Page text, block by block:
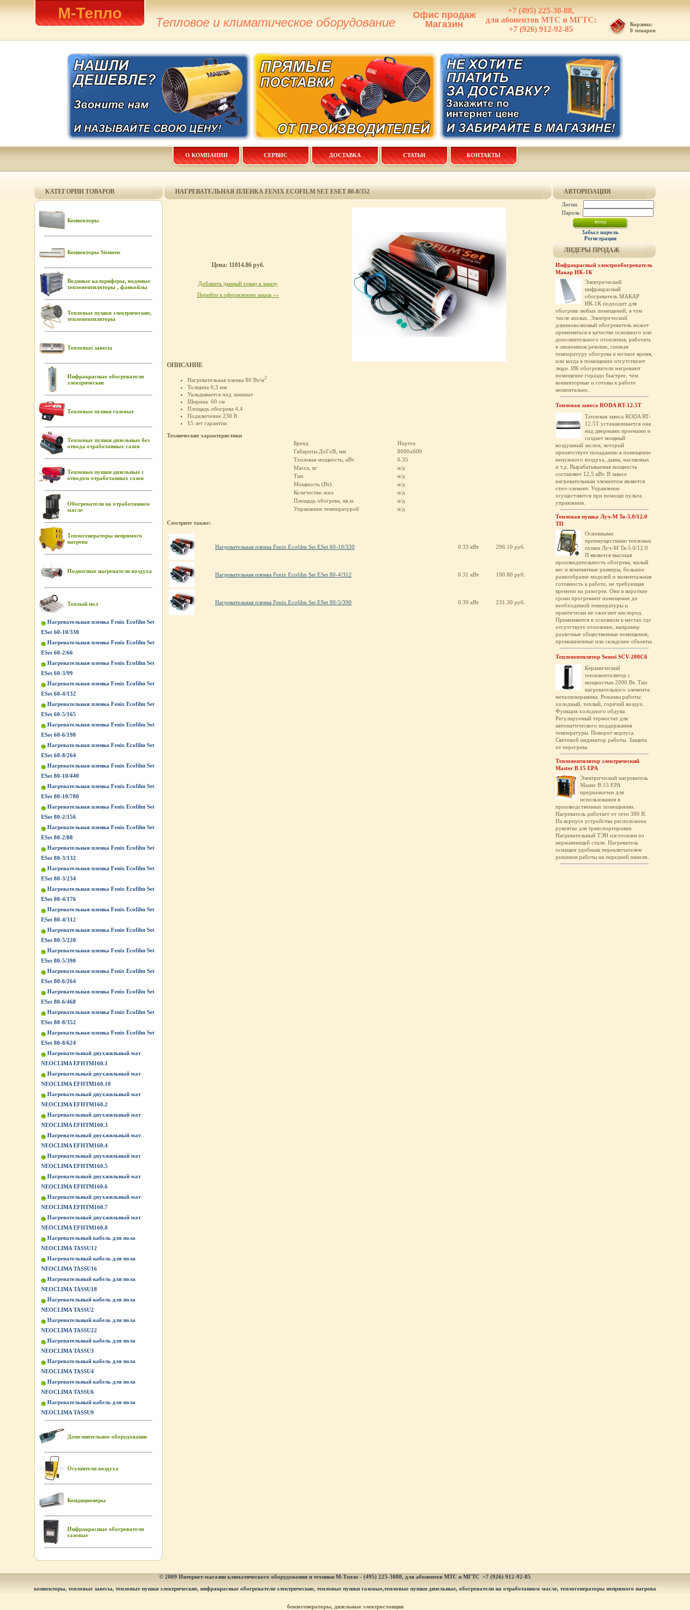
М-Тепло
Тепловое и климатическое оборудование
Офис продаж
Магазин
+7 (495) 225-30-88,
для абонентов МТС и МГТС:
+7 (926) 912-92-85
Корзина:
0 товаров
О КОМПАНИИ СЕРВИС ДОСТАВКА СТАТЬИ КОНТАКТЫ
КАТЕГОРИИ ТОВАРОВ
Конвекторы
Конвекторы Siemens
Водяные калориферы, водяные
тепловентиляторы , фанкойлы
Тепловые пушки электрические,
тепловентиляторы
Тепловые завесы
Инфракрасные обогреватели
электрические
Тепловые пушки газовые
Тепловые пушки дизельные без
отвода отработанных газов
Тепловые пушки дизельные с
отводом отработанных газов
Обогреватели на отработанном
масле
Теплогенераторы непрямого
нагрева
Подвесные нагреватели воздуха
Теплый пол
Нагревательная пленка Fenix Ecofilm Set
ESet 60-10/330
Нагревательная пленка Fenix Ecofilm Set
ESet 60-2/66
Нагревательная пленка Fenix Ecofilm Set
ESet 60-3/99
Нагревательная пленка Fenix Ecofilm Set
ESet 60-4/132
Нагревательная пленка Fenix Ecofilm Set
ESet 60-5/165
Нагревательная пленка Fenix Ecofilm Set
ESet 60-6/198
Нагревательная пленка Fenix Ecofilm Set
ESet 60-8/264
Нагревательная пленка Fenix Ecofilm Set
ESet 80-10/440
Нагревательная пленка Fenix Ecofilm Set
ESet 80-10/780
Нагревательная пленка Fenix Ecofilm Set
ESet 80-2/156
Нагревательная пленка Fenix Ecofilm Set
ESet 80-2/88
Нагревательная пленка Fenix Ecofilm Set
ESet 80-3/132
Нагревательная пленка Fenix Ecofilm Set
ESet 80-3/234
Нагревательная пленка Fenix Ecofilm Set
ESet 80-4/176
Нагревательная пленка Fenix Ecofilm Set
ESet 80-4/312
Нагревательная пленка Fenix Ecofilm Set
ESet 80-5/220
Нагревательная пленка Fenix Ecofilm Set
ESet 80-5/390
Нагревательная пленка Fenix Ecofilm Set
ESet 80-6/264
Нагревательная пленка Fenix Ecofilm Set
ESet 80-6/468
Нагревательная пленка Fenix Ecofilm Set
ESet 80-8/352
Нагревательная пленка Fenix Ecofilm Set
ESet 80-8/624
Нагревательный двухжильный мат
NEOCLIMA EFHTM160.1
Нагревательный двухжильный мат
NEOCLIMA EFHTM160.10
Нагревательный двухжильный мат
NEOCLIMA EFHTM160.2
Нагревательный двухжильный мат
NEOCLIMA EFHTM160.3
Нагревательный двухжильный мат
NEOCLIMA EFHTM160.4
Нагревательный двухжильный мат
NEOCLIMA EFHTM160.5
Нагревательный двухжильный мат
NEOCLIMA EFHTM160.6
Нагревательный двухжильный мат
NEOCLIMA EFHTM160.7
Нагревательный двухжильный мат
NEOCLIMA EFHTM160.8
Нагревательный кабель для пола
NEOCLIMA TASSU12
Нагревательный кабель для пола
NEOCLIMA TASSU16
Нагревательный кабель для пола
NEOCLIMA TASSU18
Нагревательный кабель для пола
NEOCLIMA TASSU2
Нагревательный кабель для пола
NEOCLIMA TASSU22
Нагревательный кабель для пола
NEOCLIMA TASSU3
Нагревательный кабель для пола
NEOCLIMA TASSU4
Нагревательный кабель для пола
NEOCLIMA TASSU6
Нагревательный кабель для пола
NEOCLIMA TASSU9
Дополнительное оборудование
Осушители воздуха
Кондиционеры
Инфракрасные обогреватели
газовые
НАГРЕВАТЕЛЬНАЯ ПЛЕНКА FENIX ECOFILM SET ESET 80-8/352
Цена: 11014.86 руб.
Добавить данный товар к заказу
Перейти к оформлению заказа »»
ОПИСАНИЕ
Нагревательная пленка 80 Вт/м2
Толщина 0,3 мм
Укладывается под ламинат
Ширина 60 см
Площадь обогрева 4,4
Подключение 230 В
15 лет гарантии
Технические характеристики
Бренд
Нортех
Габариты ДхГхВ, мм
8000х600
Тепловая мощность, кВт
0.35
Масса, кг
н/д
Тип
н/д
Мощность (Вт)
н/д
Количество жил
н/д
Площадь обогрева, кв.м.
н/д
Управление температурой
н/д
Смотрите также:
Нагревательная пленка Fenix Ecofilm Set ESet 60-10/330 0.33 кВт 296.10 руб.
Нагревательная пленка Fenix Ecofilm Set ESet 80-4/312 0.31 кВт 190.80 руб.
Нагревательная пленка Fenix Ecofilm Set ESet 80-5/390 0.39 кВт 231.30 руб.
АВТОРИЗАЦИЯ
Логин:
Пароль:
Забыл пароль
Регистрация
ЛИДЕРЫ ПРОДАЖ
Инфракрасный электрообогреватель
Макар ИК-1К
Электрический
инфракрасный
обогреватель МАКАР
ИК-1К подходит для
обогрева любых помещений, в том
числе жилых. Электрический
длинноволновый обогреватель может
применяться в качестве основного или
дополнительного отопления, работать
в экономном режиме, снижая
температуру обогрева в ночное время,
или когда в помещении отсутствуют
люди. ИК обогреватели нагревают
помещение гораздо быстрее, чем
конвекторные и готовы к работе
моментально.
Тепловая завеса RODA RT-12.5T
Тепловая завеса RODA RT-
12.5T устанавливается она
над дверными проемами и
создает мощный
воздушный заслон, который
препятствует попаданию в помещение
ненужного воздуха, дыма, насекомых
и т.д. Вырабатываемая мощность
составляет 12,5 кВт. В завесе
нагревательным элементом является
стич-элемент. Управление
осущестляется при помощи пульта
управления.
Тепловая пушка Луч-М Тв-5.0/12.0
ТП
Основными
преимуществами тепловых
пушек Луч-М Тв-5.0/12.0
П является высокая
производительность обогрева, малый
вес и компактные размеры, большое
разнообразие моделей и моментальная
готовность к работе, не требующая
времени на разогрев. Они в короткие
сроки прогревают помещение до
необходимой температуры и
практически не сжигают кислород.
Применяются в основном в местах где
отсутствует отопление, например
различные общественные помещения,
промышленные или складские объекты.
Тепловентилятор Sensei SCV-200C6
Керамический
тепловентилятор с
мощностью 2000 Вт. Тип
нагревательного элемента:
металлокерамика. Режимы работы:
холодный, теплый, горячий воздух.
Функция холодного обдува.
Регулируемый термостат для
автоматического поддержания
температуры. Поворот корпуса.
Световой индикатор работы. Защита
от перегрева.
Тепловентилятор электрический
Master B 15 EPA
Электрический нагреватель
Master B 15 EPA
предназначен для
использования в
производственных помещениях.
Нагреватель работает от сети 380 В.
На корпусе устройства расположена
рукоятка для транспортировки.
Нагревательный ТЭН изготовлен из
нержавеющей стали. Нагреватель
оснащен удобным переключателем
режимов работы на передней панели.
© 2009 Интернет-магазин климатического оборудования и техники М-Тепло - (495) 225-3088, для абонентов МТС и МГТС +7 (926) 912-92-85
конвекторы, тепловые завесы, тепловые пушки электрические, инфракрасные обогреватели электрические, тепловые пушки газовые,тепловые пушки дизельные, обогреватели на отработанном масле, теплогенераторы непрямого нагрева
бензогенераторы, дизельные электростанции